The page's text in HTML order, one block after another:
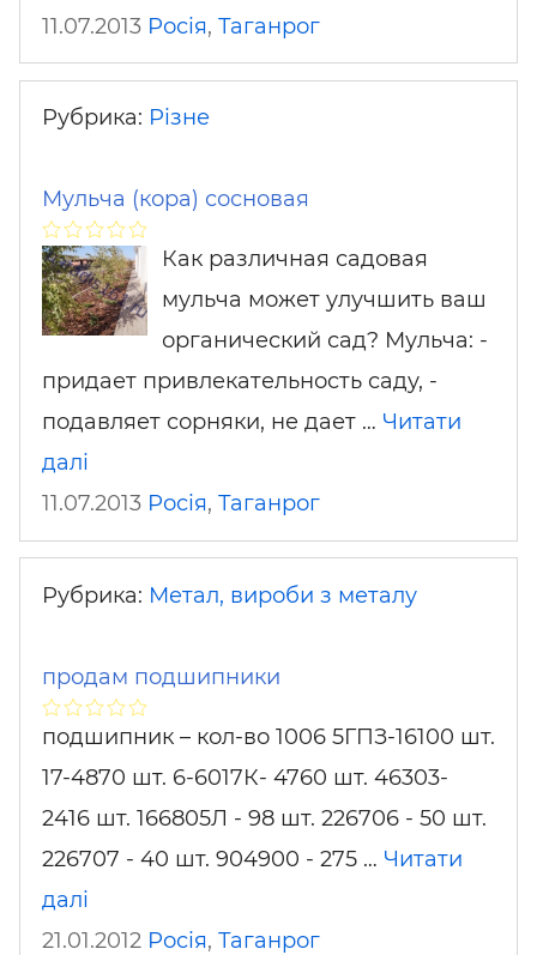
11.07.2013 Росія, Таганрог
Рубрика: Різне
Мульча (кора) сосновая
Как различная садовая
мульча может улучшить ваш
органический сад? Мульча: -
придает привлекательность саду, -
подавляет сорняки, не дает … Читати
далі
11.07.2013 Росія, Таганрог
Рубрика: Метал, вироби з металу
продам подшипники
подшипник – кол-во 1006 5ГПЗ-16100 шт.
17-4870 шт. 6-6017К- 4760 шт. 46303-
2416 шт. 166805Л - 98 шт. 226706 - 50 шт.
226707 - 40 шт. 904900 - 275 … Читати
далі
21.01.2012 Росія, Таганрог